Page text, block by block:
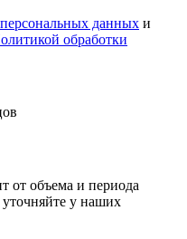
данных и
обработки
от объема и периода
уточняйте у наших